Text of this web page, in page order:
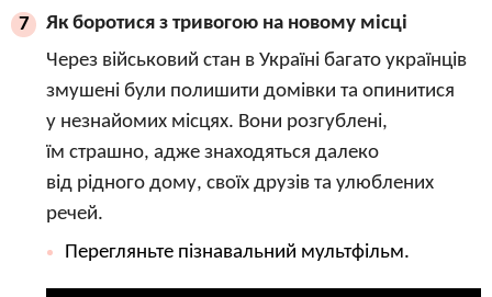
7
Як боротися з тривогою на новому місці
Через військовий стан в Україні багато українців
змушені були полишити домівки та опинитися
у незнайомих місцях. Вони розгублені,
їм страшно, адже знаходяться далеко
від рідного дому, своїх друзів та улюблених
речей.
Перегляньте пізнавальний мультфільм.